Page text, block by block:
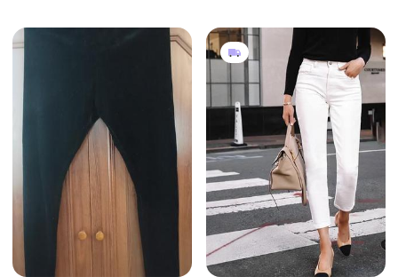
180 грн
Бархатні лосіни
XXL і ще
395 грн
0
356 грн з 12 серп
Next
Білі укорочені котонові